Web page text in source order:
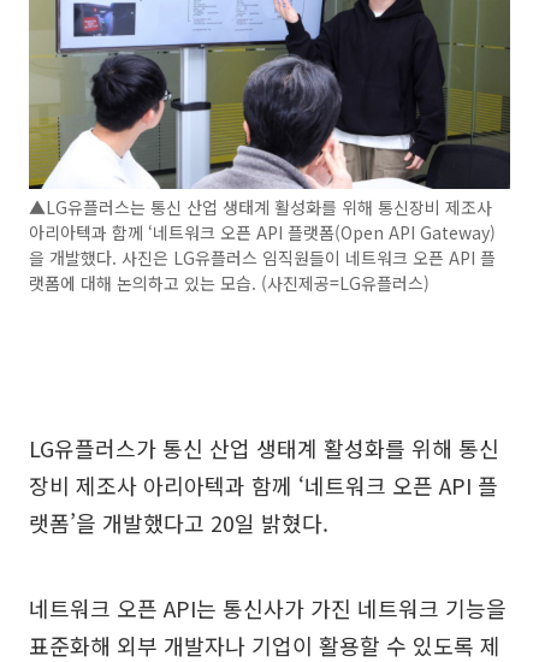
▲LG유플러스는 통신 산업 생태계 활성화를 위해 통신장비 제조사
아리아텍과 함께 ‘네트워크 오픈 API 플랫폼(Open API Gateway)
을 개발했다. 사진은 LG유플러스 임직원들이 네트워크 오픈 API 플
랫폼에 대해 논의하고 있는 모습. (사진제공=LG유플러스)
LG유플러스가 통신 산업 생태계 활성화를 위해 통신
장비 제조사 아리아텍과 함께 ‘네트워크 오픈 API 플
랫폼’을 개발했다고 20일 밝혔다.
네트워크 오픈 API는 통신사가 가진 네트워크 기능을
표준화해 외부 개발자나 기업이 활용할 수 있도록 제